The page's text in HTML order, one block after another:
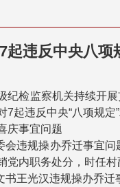
起违反中央八
纪检监察机关持续开
7起违反中央“八项规定
庆事宜问题
会违规操办乔迁事宜
党内职务处分，时任
书王光汉违规操办乔